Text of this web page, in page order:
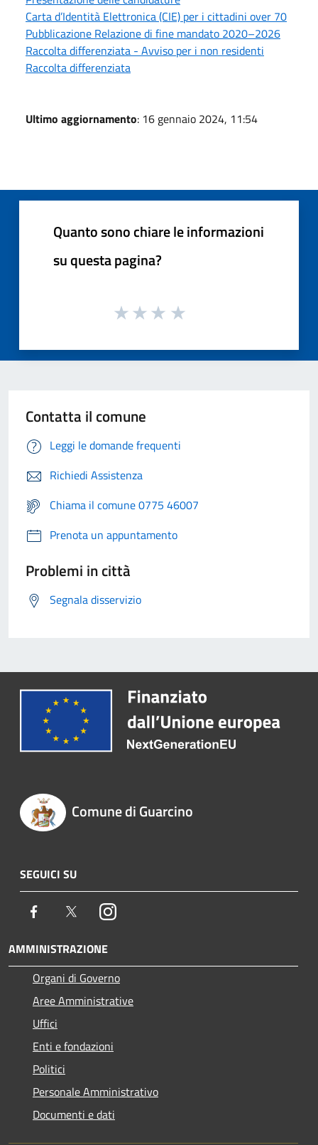
Carta d’Identità Elettronica (CIE) per i cittadini over 70
Pubblicazione Relazione di fine mandato 2020–2026
Raccolta differenziata - Avviso per i non residenti
Raccolta differenziata
Ultimo aggiornamento: 16 gennaio 2024, 11:54
Quanto sono chiare le informazioni
su questa pagina?
Contatta il comune
Leggi le domande frequenti
Richiedi Assistenza
Chiama il comune 0775 46007
Prenota un appuntamento
Problemi in città
Segnala disservizio
Comune di Guarcino
SEGUICI SU
Facebook TwitterInstagram
AMMINISTRAZIONE
Organi di Governo
Aree Amministrative
Uffici
Enti e fondazioni
Politici
Personale Amministrativo
Documenti e dati